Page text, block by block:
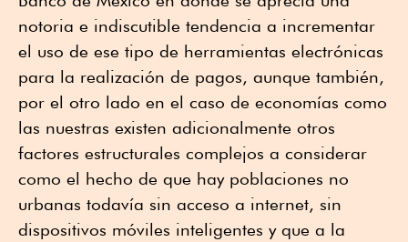
notoria e indiscutible tendencia a incrementar
el uso de ese tipo de herramientas electrónicas
para la realización de pagos, aunque también,
por el otro lado en el caso de economías como
las nuestras existen adicionalmente otros
factores estructurales complejos a considerar
como el hecho de que hay poblaciones no
urbanas todavía sin acceso a internet, sin
dispositivos móviles inteligentes y que a la